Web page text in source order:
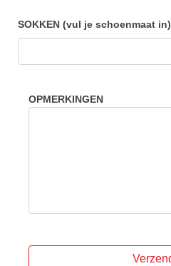
SOKKEN (vul je schoenmaat in)
OPMERKINGEN